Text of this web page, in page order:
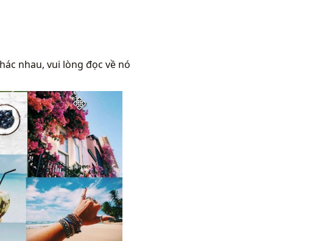
nhau, vui lòng đọc về nó